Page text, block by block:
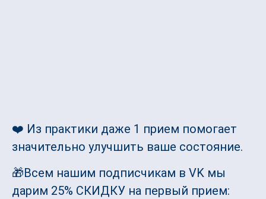
❤️ Из практики даже 1 прием помогает
значительно улучшить ваше состояние.
🎁Всем нашим подписчикам в VK мы
дарим 25% СКИДКУ на первый прием: